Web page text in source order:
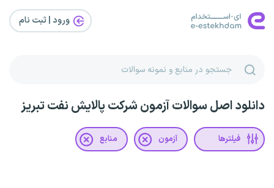
ورود | ثبت‌ نام
دانلود اصل سوالات آزمون شرکت پالایش نفت تبریز
فیلترها آزمون منابع